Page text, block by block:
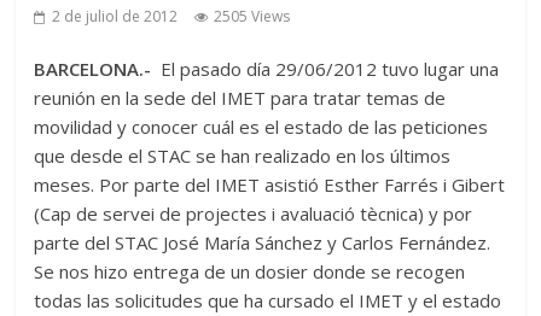
2 de juliol de 2012 2505 Views
BARCELONA.- El pasado día 29/06/2012 tuvo lugar una
reunión en la sede del IMET para tratar temas de
movilidad y conocer cuál es el estado de las peticiones
que desde el STAC se han realizado en los últimos
meses. Por parte del IMET asistió Esther Farrés i Gibert
(Cap de servei de projectes i avaluació tècnica) y por
parte del STAC José María Sánchez y Carlos Fernández.
Se nos hizo entrega de un dosier donde se recogen
todas las solicitudes que ha cursado el IMET y el estado